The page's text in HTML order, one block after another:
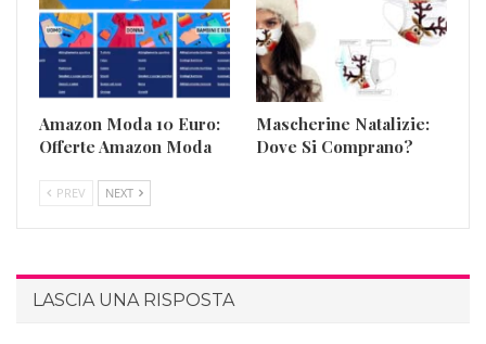
Amazon Moda 10 Euro:
Offerte Amazon Moda
Mascherine Natalizie:
Dove Si Comprano?
PREV NEXT
LASCIA UNA RISPOSTA